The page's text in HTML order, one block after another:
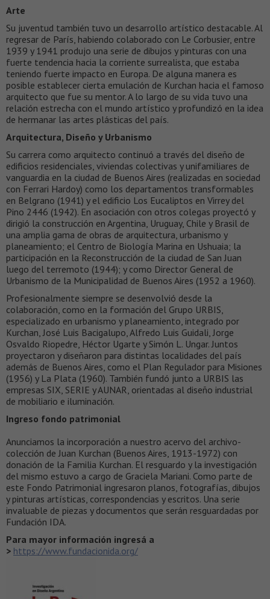
Arte
Su juventud también tuvo un desarrollo artístico destacable. Al
regresar de París, habiendo colaborado con Le Corbusier, entre
1939 y 1941 produjo una serie de dibujos y pinturas con una
fuerte tendencia hacia la corriente surrealista, que estaba
teniendo fuerte impacto en Europa. De alguna manera es
posible establecer cierta emulación de Kurchan hacia el famoso
arquitecto que fue su mentor. A lo largo de su vida tuvo una
relación estrecha con el mundo artístico y profundizó en la idea
de hermanar las artes plásticas del país.
Arquitectura, Diseño y Urbanismo
Su carrera como arquitecto continuó a través del diseño de
edificios residenciales, viviendas colectivas y unifamiliares de
vanguardia en la ciudad de Buenos Aires (realizadas en sociedad
con Ferrari Hardoy) como los departamentos transformables
en Belgrano (1941) y el edificio Los Eucaliptos en Virrey del
Pino 2446 (1942). En asociación con otros colegas proyectó y
dirigió la construcción en Argentina, Uruguay, Chile y Brasil de
una amplia gama de obras de arquitectura, urbanismo y
planeamiento; el Centro de Biología Marina en Ushuaia; la
participación en la Reconstrucción de la ciudad de San Juan
luego del terremoto (1944); y como Director General de
Urbanismo de la Municipalidad de Buenos Aires (1952 a 1960).
Profesionalmente siempre se desenvolvió desde la
colaboración, como en la formación del Grupo URBIS,
especializado en urbanismo y planeamiento, integrado por
Kurchan, José Luis Bacigalupo, Alfredo Luis Guidali, Jorge
Osvaldo Riopedre, Héctor Ugarte y Simón L. Ungar. Juntos
proyectaron y diseñaron para distintas localidades del país
además de Buenos Aires, como el Plan Regulador para Misiones
(1956) y La Plata (1960). También fundó junto a URBIS las
empresas SIX, SERIE y AUNAR, orientadas al diseño industrial
de mobiliario e iluminación.
Ingreso fondo patrimonial
Anunciamos la incorporación a nuestro acervo del archivo-
colección de Juan Kurchan (Buenos Aires, 1913-1972) con
donación de la Familia Kurchan. El resguardo y la investigación
del mismo estuvo a cargo de Graciela Mariani. Como parte de
este Fondo Patrimonial ingresaron planos, fotografías, dibujos
y pinturas artísticas, correspondencias y escritos. Una serie
invaluable de piezas y documentos que serán resguardadas por
Fundación IDA.
Para mayor información ingresá a
> https://www.fundacionida.org/